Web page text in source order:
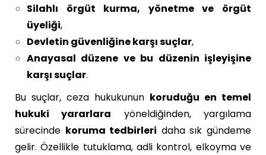
Silahlı örgüt kurma, yönetme ve örgüt
üyeliği,
Devletin güvenliğine karşı suçlar,
Anayasal düzene ve bu düzenin işleyişine
karşı suçlar.
Bu suçlar, ceza hukukunun koruduğu en temel
hukuki yararlara yöneldiğinden, yargılama
sürecinde koruma tedbirleri daha sık gündeme
gelir. Özellikle tutuklama, adli kontrol, elkoyma ve